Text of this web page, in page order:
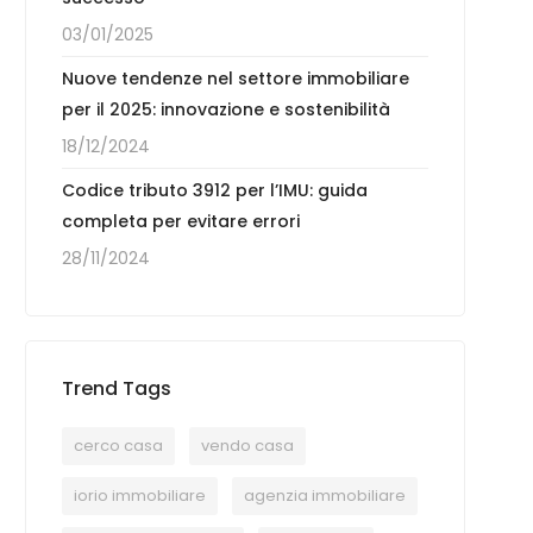
03/01/2025
Nuove tendenze nel settore immobiliare
per il 2025: innovazione e sostenibilità
18/12/2024
Codice tributo 3912 per l’IMU: guida
completa per evitare errori
28/11/2024
Trend Tags
cerco casa vendo casa
iorio immobiliare agenzia immobiliare